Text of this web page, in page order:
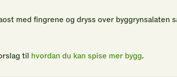
med fingrene og dryss over byggrynsalaten
til hvordan du kan spise mer bygg.